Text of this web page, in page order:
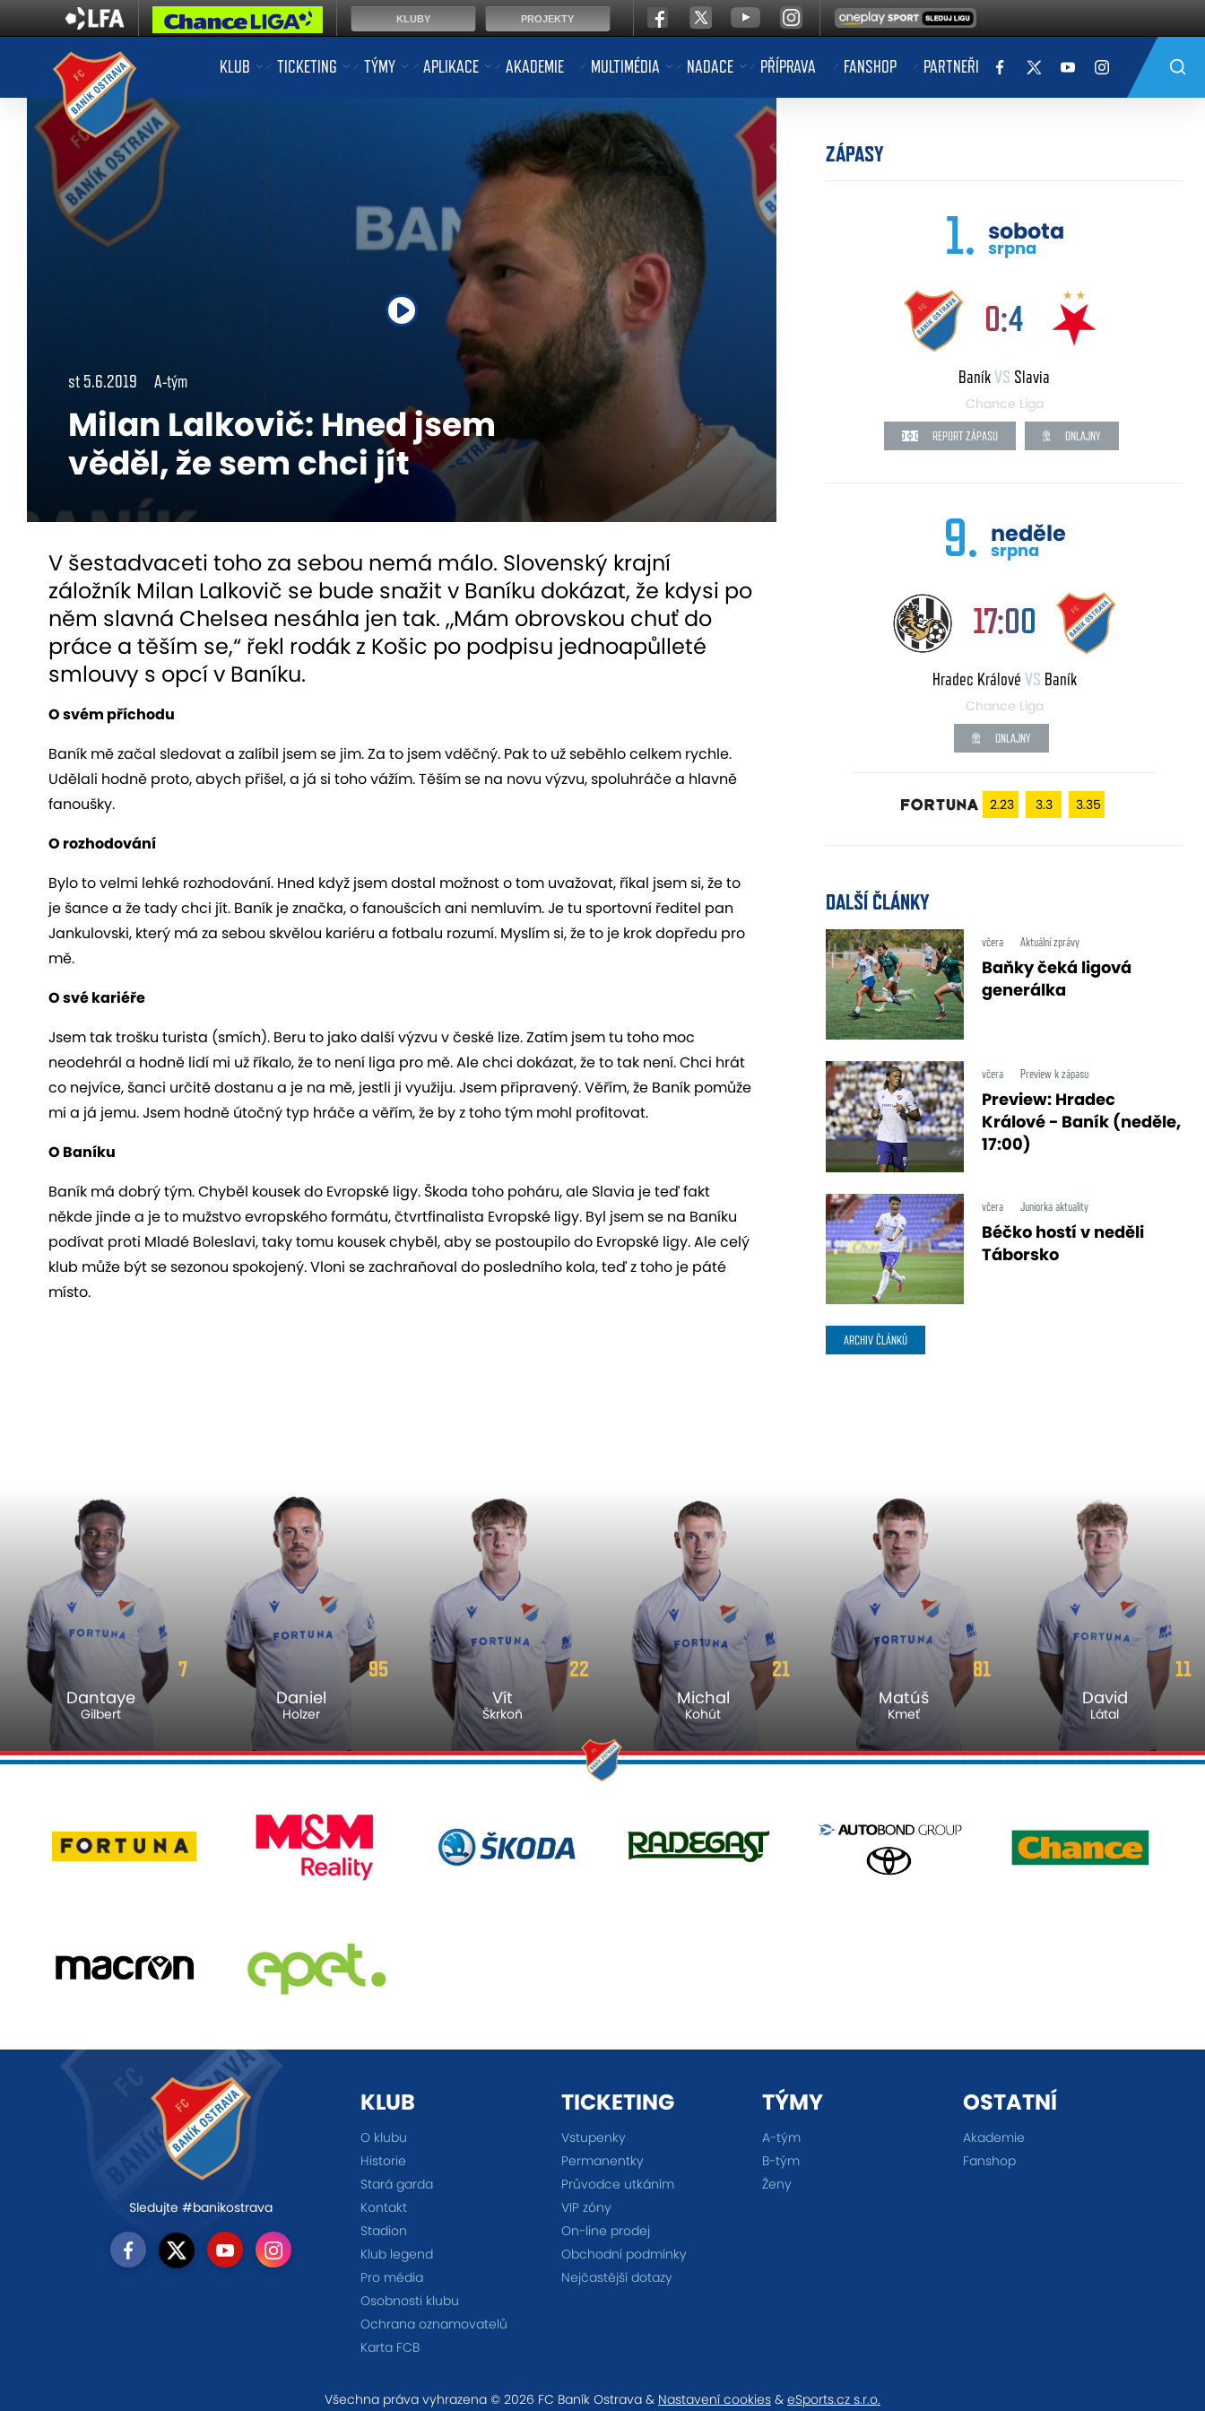
KLUB TICKETING TÝMY APLIKACE AKADEMIE MULTIMÉDIA NADACE PŘÍPRAVA FANSHOP PARTNEŘI
st 5.6.2019 A-tým
Milan Lalkovič: Hned jsem
věděl, že sem chci jít
V šestadvaceti toho za sebou nemá málo. Slovenský krajní
záložník Milan Lalkovič se bude snažit v Baníku dokázat, že kdysi po
něm slavná Chelsea nesáhla jen tak. „Mám obrovskou chuť do
práce a těším se,“ řekl rodák z Košic po podpisu jednoapůlleté
smlouvy s opcí v Baníku.
O svém příchodu
Baník mě začal sledovat a zalíbil jsem se jim. Za to jsem vděčný. Pak to už seběhlo celkem rychle.
Udělali hodně proto, abych přišel, a já si toho vážím. Těším se na novu výzvu, spoluhráče a hlavně
fanoušky.
O rozhodování
Bylo to velmi lehké rozhodování. Hned když jsem dostal možnost o tom uvažovat, říkal jsem si, že to
je šance a že tady chci jít. Baník je značka, o fanoušcích ani nemluvím. Je tu sportovní ředitel pan
Jankulovski, který má za sebou skvělou kariéru a fotbalu rozumí. Myslím si, že to je krok dopředu pro
mě.
O své kariéře
Jsem tak trošku turista (smích). Beru to jako další výzvu v české lize. Zatím jsem tu toho moc
neodehrál a hodně lidí mi už říkalo, že to není liga pro mě. Ale chci dokázat, že to tak není. Chci hrát
co nejvíce, šanci určitě dostanu a je na mě, jestli ji využiju. Jsem připravený. Věřím, že Baník pomůže
mi a já jemu. Jsem hodně útočný typ hráče a věřím, že by z toho tým mohl profitovat.
O Baníku
Baník má dobrý tým. Chyběl kousek do Evropské ligy. Škoda toho poháru, ale Slavia je teď fakt
někde jinde a je to mužstvo evropského formátu, čtvrtfinalista Evropské ligy. Byl jsem se na Baníku
podívat proti Mladé Boleslavi, taky tomu kousek chyběl, aby se postoupilo do Evropské ligy. Ale celý
klub může být se sezonou spokojený. Vloni se zachraňoval do posledního kola, teď z toho je páté
místo.
ZÁPASY
1. sobota
srpna
0:4
BaníkVS Slavia
Chance Liga
REPORT ZÁPASU ONLAJNY
9. neděle
srpna
17:00
Hradec Králové VS Baník
Chance Liga
ONLAJNY
2.23 3.3 3.35
DALŠÍ ČLÁNKY
včera Aktuální zprávy
Baňky čeká ligová
generálka
včera Preview k zápasu
Preview: Hradec
Králové - Baník (neděle,
17:00)
včera Juniorka aktuality
Béčko hostí v neděli
Táborsko
ARCHIV ČLÁNKŮ
7
Dantaye
Gilbert
95
Daniel
Holzer
22
Vít
Škrkoň
21
Michal
Kohút
81
Matúš
Kmeť
11
David
Látal
Sledujte #banikostrava
KLUB
O klubu
Historie
Stará garda
Kontakt
Stadion
Klub legend
Pro média
Osobnosti klubu
Ochrana oznamovatelů
Karta FCB
TICKETING
Vstupenky
Permanentky
Průvodce utkáním
VIP zóny
On-line prodej
Obchodní podmínky
Nejčastější dotazy
TÝMY
A-tým
B-tým
Ženy
OSTATNÍ
Akademie
Fanshop
Všechna práva vyhrazena © 2026 FC Baník Ostrava & Nastavení cookies & eSports.cz s.r.o.
KLUBY PROJEKTY